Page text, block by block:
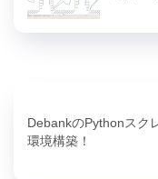
DebankのPythonスク
環境構築！